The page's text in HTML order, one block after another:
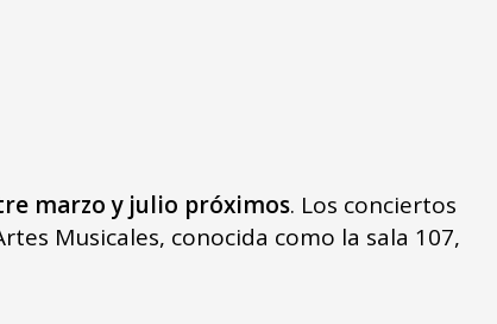
marzo y julio próximos. Los conciertos
Musicales, conocida como la sala 107,